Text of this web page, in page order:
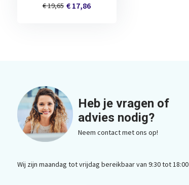
€ 19,65 € 17,86
Heb je vragen of
advies nodig?
Neem contact met ons op!
Wij zijn maandag tot vrijdag bereikbaar van 9:30 tot 18:00